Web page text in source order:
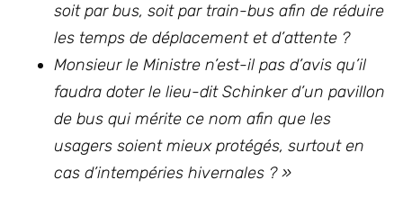
soit par bus, soit par train-bus afin de réduire
les temps de déplacement et d’attente ?
Monsieur le Ministre n’est-il pas d’avis qu’il
faudra doter le lieu-dit Schinker d’un pavillon
de bus qui mérite ce nom afin que les
usagers soient mieux protégés, surtout en
cas d’intempéries hivernales ? »